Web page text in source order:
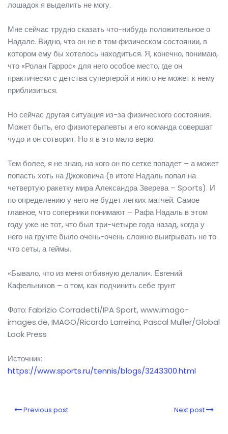
лошадок я выделить не могу.
Мне сейчас трудно сказать что-нибудь положительное о
Надале. Видно, что он не в том физическом состоянии, в
котором ему бы хотелось находиться. Я, конечно, понимаю,
что «Ролан Гаррос» для него особое место, где он
практически с детства супергерой и никто не может к нему
приблизиться.
Но сейчас другая ситуация из-за физического состояния.
Может быть, его физиотерапевты и его команда совершат
чудо и он сотворит. Но я в это мало верю.
Тем более, я не знаю, на кого он по сетке попадет – а может
попасть хоть на Джоковича (в итоге Надаль попал на
четвертую ракетку мира Александра Зверева – Sports). И
по определению у него не будет легких матчей. Самое
главное, что соперники понимают – Рафа Надаль в этом
году уже не тот, что был три-четыре года назад, когда у
него на грунте было очень-очень сложно выигрывать не то
что сеты, а геймы.
«Бывало, что из меня отбивную делали». Евгений
Кафельников – о том, как подчинить себе грунт
Фото: Fabrizio Corradetti/IPA Sport, www.imago-
images.de, IMAGO/Ricardo Larreina, Pascal Muller/Global
Look Press
Источник:
https://www.sports.ru/tennis/blogs/3243300.html
Previous post Next post